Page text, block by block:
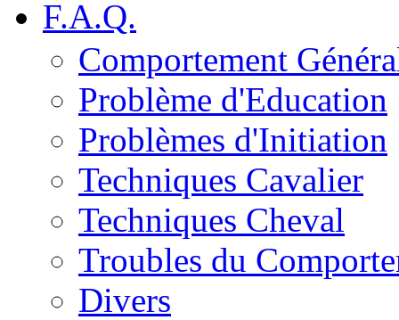
F.A.Q.
Comportement
Problème d'Education
Problèmes d'Initiation
Techniques Cavalier
Techniques Cheval
Troubles du
Divers